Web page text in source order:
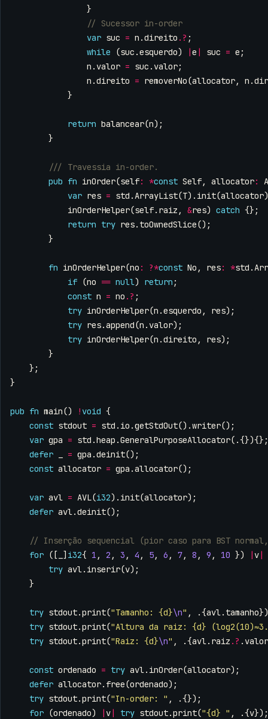
}
var suc = n .direito . ? ;
while
(suc .esquerdo) |e | suc = e ;
n . valor = suc . valor;
n .direito = removerNo(allocator, n .
}
return balancear(n);
}
pub fn inOrder(self: *const Self, allocator:
var res = std .ArrayList(T). init(allocator
inOrderHelper(self. raiz , &res) catch {};
return try res. toOwnedSlice();
}
fn inOrderHelper(no : ?*const No , res: *std .
if (no == null) return ;
const n = no . ? ;
try inOrderHelper(n .esquerdo , res);
try res.append(n . valor);
try inOrderHelper(n .direito , res);
}
};
}
pub fn main() ! void {
const stdout = std . io .getStdOut().writer();
var gpa = std .heap .GeneralPurposeAllocator(.{}){};
defer
= gpa .deinit();
const allocator = gpa .allocator();
var avl = AVL(i32). init(allocator);
defer avl.deinit();
for ([ ] i32{ 1 , 2 , 3 , 4 , 5, 6 , 7, 8 , 9 , 10 }) | v|
try avl. inserir(v);
}
try stdout.print("Tamanho: {d}\n" , .{avl. tamanho
try stdout.print("Altura da raiz: {d}
try stdout.print("Raiz: {d}\n" , .{avl. raiz . ? . valor
const ordenado = try avl. inOrder(allocator);
defer allocator. free(ordenado);
try stdout.print("In-order: " ,
.{});
for (ordenado) | v| try stdout.print("{d} " , .{v});